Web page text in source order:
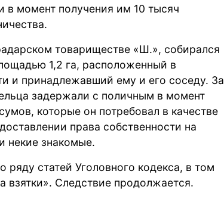
в момент получения им 10 тысяч
товариществе «Ш.», собирался
1,2 га, расположенный в
и принадлежавший ему и его соседу. За
задержали с поличным в момент
которые он потребовал в качестве
права собственности на
некие знакомые.
статей Уголовного кодекса, в том
взятки». Следствие продолжается.